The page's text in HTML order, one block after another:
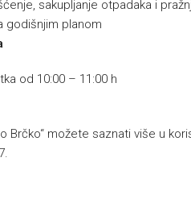
sakupljanje otpadaka i
godišnjim planom
od 10:00 – 11:00 h
Brčko“ možete saznati više u